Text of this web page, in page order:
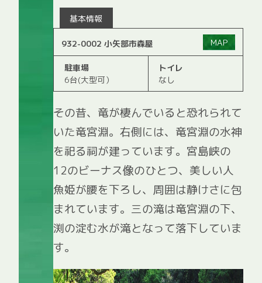
基本情報
932-0002 小矢部市森屋 MAP
駐車場
6台(大型可）
トイレ
なし
その昔、竜が棲んでいると恐れられて
いた竜宮淵。右側には、竜宮淵の水神
を祀る祠が建っています。宮島峡の
12のビーナス像のひとつ、美しい人
魚姫が腰を下ろし、周囲は静けさに包
まれています。三の滝は竜宮淵の下、
渕の淀む水が滝となって落下していま
す。